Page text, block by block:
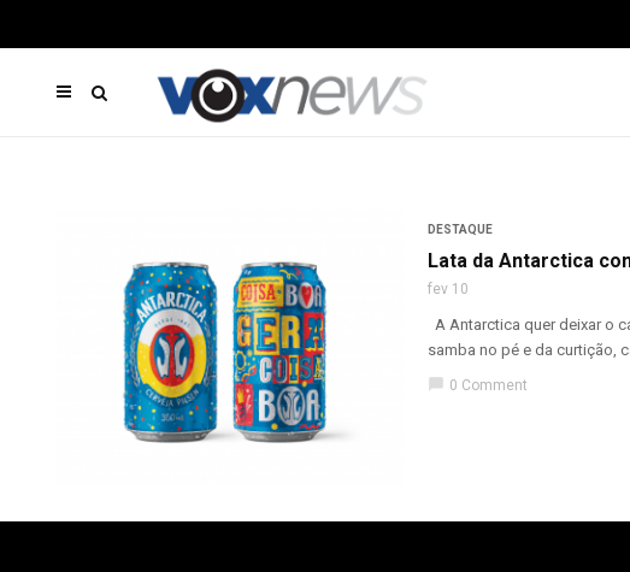
DESTAQUE
Lata da Antarctica
fev 10
A Antarctica quer deixar o
samba no pé e da curtição,
chat_bubble 0 Comment